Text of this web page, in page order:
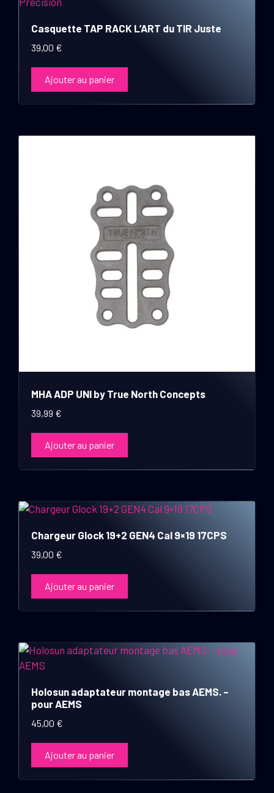
Casquette TAP RACK L’ART du TIR Juste
39,00 €
Ajouter au panier
MHA ADP UNI by True North Concepts
39,99 €
Ajouter au panier
Chargeur Glock 19+2 GEN4 Cal 9×19 17CPS
39,00 €
Ajouter au panier
Holosun adaptateur montage bas AEMS. –
pour AEMS
45,00 €
Ajouter au panier